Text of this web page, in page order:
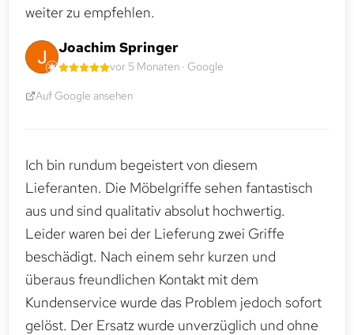
weiter zu empfehlen.
Joachim Springer
vor 5 Monaten · Google
Auf Google ansehen
Ich bin rundum begeistert von diesem
Lieferanten. Die Möbelgriffe sehen fantastisch
aus und sind qualitativ absolut hochwertig.
Leider waren bei der Lieferung zwei Griffe
beschädigt. Nach einem sehr kurzen und
überaus freundlichen Kontakt mit dem
Kundenservice wurde das Problem jedoch sofort
gelöst. Der Ersatz wurde unverzüglich und ohne